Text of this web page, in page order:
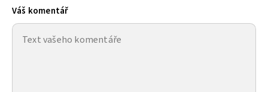
Váš komentář